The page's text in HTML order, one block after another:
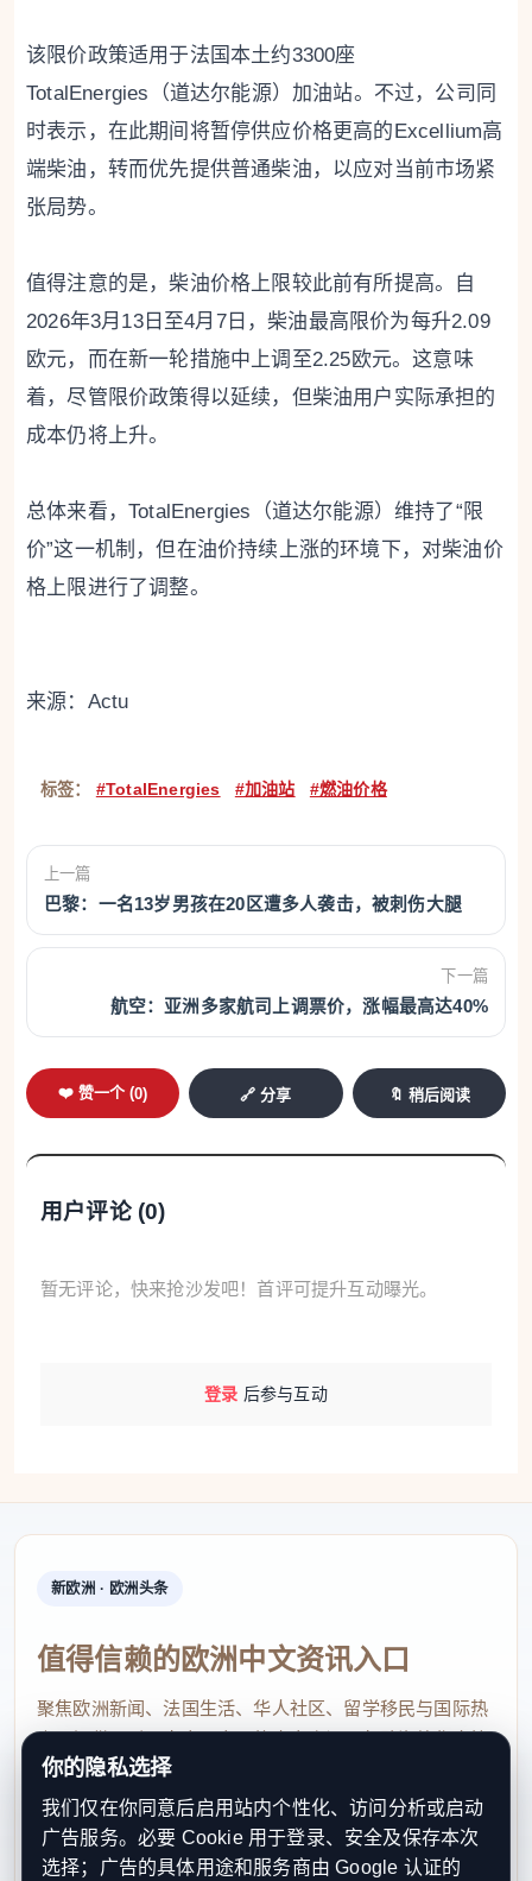
该限价政策适用于法国本土约3300座
TotalEnergies（道达尔能源）加油站。不过，公司同
时表示，在此期间将暂停供应价格更高的Excellium高
端柴油，转而优先提供普通柴油，以应对当前市场紧
张局势。
值得注意的是，柴油价格上限较此前有所提高。自
2026年3月13日至4月7日，柴油最高限价为每升2.09
欧元，而在新一轮措施中上调至2.25欧元。这意味
着，尽管限价政策得以延续，但柴油用户实际承担的
成本仍将上升。
总体来看，TotalEnergies（道达尔能源）维持了“限
价”这一机制，但在油价持续上涨的环境下，对柴油价
格上限进行了调整。
来源：Actu
标签： #TotalEnergies #加油站 #燃油价格
上一篇
巴黎：一名13岁男孩在20区遭多人袭击，被刺伤大腿
下一篇
航空：亚洲多家航司上调票价，涨幅最高达40%
❤️ 赞一个 (0) 🔗 分享 🔖 稍后阅读
用户评论 (0)
暂无评论，快来抢沙发吧！首评可提升互动曝光。
登录 后参与互动
新欧洲 · 欧洲头条
值得信赖的欧洲中文资讯入口
聚焦欧洲新闻、法国生活、华人社区、留学移民与国际热
点，提供及时、真实、实用的中文资讯，帮助海外华人快
速了解欧洲动态。
contact@xinouzhou.com
服务支持、版权与合作：工作日优先处理站务、投稿与权
你的隐私选择
我们仅在你同意后启用站内个性化、访问分析或启动
广告服务。必要 Cookie 用于登录、安全及保存本次
选择；广告的具体用途和服务商由 Google 认证的